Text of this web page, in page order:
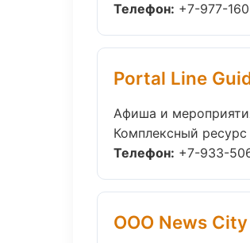
Телефон: +7-977-
Portal Line
Афиша и
Комплексный
Телефон: +7-933-
ООО News City